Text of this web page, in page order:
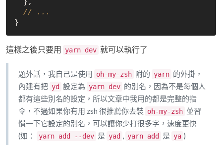
// ...
這樣之後只要用 yarn dev 就可以執行了
題外話，我自己是使用 oh-my-zsh 附的 yarn 的外掛，
內建有把 yd 設定為 yarn dev 的別名，因為不是每個人
都有這些別名的設定，所以文章中我用的都是完整的指
令，不過如果你有用 zsh 很推薦你去裝 oh-my-zsh 並習
慣一下它設定的別名，可以讓你少打很多字，速度更快
(如：
yarn add --dev 是 yad , yarn add 是 ya )